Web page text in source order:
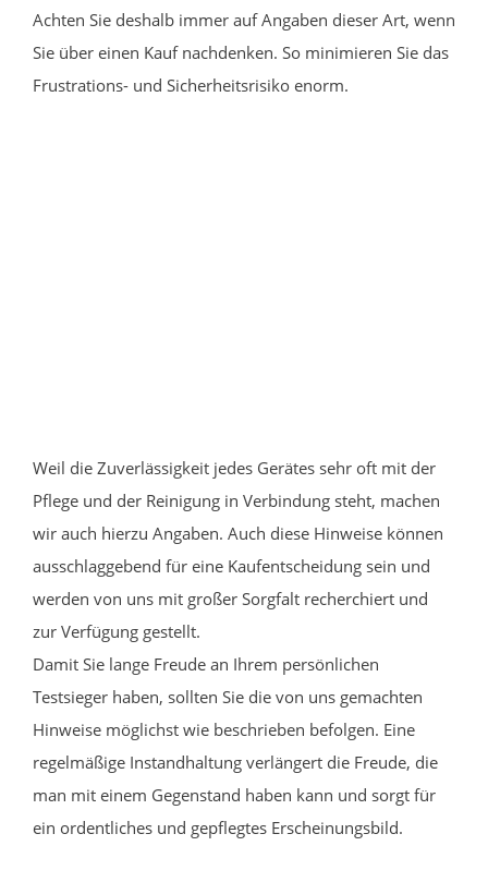
Achten Sie deshalb immer auf Angaben dieser Art, wenn
Sie über einen Kauf nachdenken. So minimieren Sie das
Frustrations- und Sicherheitsrisiko enorm.
Weil die Zuverlässigkeit jedes Gerätes sehr oft mit der
Pflege und der Reinigung in Verbindung steht, machen
wir auch hierzu Angaben. Auch diese Hinweise können
ausschlaggebend für eine Kaufentscheidung sein und
werden von uns mit großer Sorgfalt recherchiert und
zur Verfügung gestellt.
Damit Sie lange Freude an Ihrem persönlichen
Testsieger haben, sollten Sie die von uns gemachten
Hinweise möglichst wie beschrieben befolgen. Eine
regelmäßige Instandhaltung verlängert die Freude, die
man mit einem Gegenstand haben kann und sorgt für
ein ordentliches und gepflegtes Erscheinungsbild.